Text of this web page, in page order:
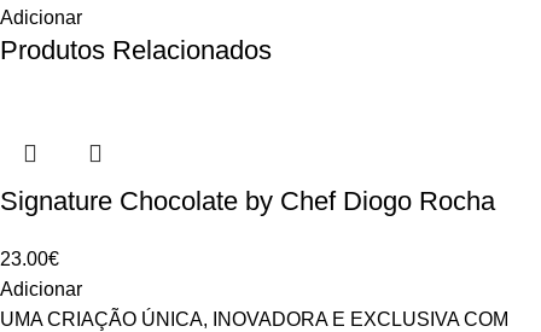
Adicionar
Produtos Relacionados
Signature Chocolate by Chef Diogo Rocha
23.00€
Adicionar
UMA CRIAÇÃO ÚNICA, INOVADORA E EXCLUSIVA COM